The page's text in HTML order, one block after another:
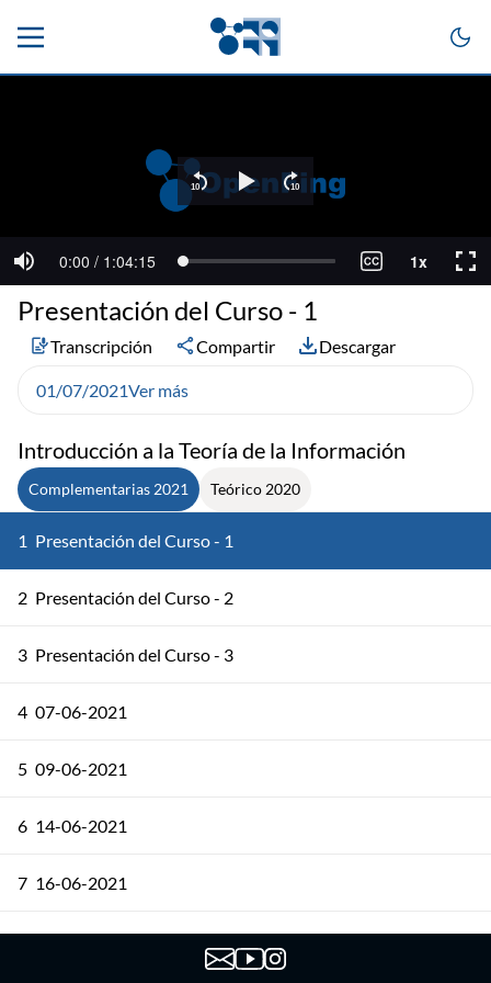
Introducción a la Teoría de la Información
Complementarias 2021 Teórico 2020
1 Presentación del Curso - 1
2 Presentación del Curso - 2
3 Presentación del Curso - 3
4 07-06-2021
5 09-06-2021
6 14-06-2021
7 16-06-2021
8 21/06/2021
Presentación del Curso - 1
Transcripción Compartir Descargar
01/07/2021Ver más